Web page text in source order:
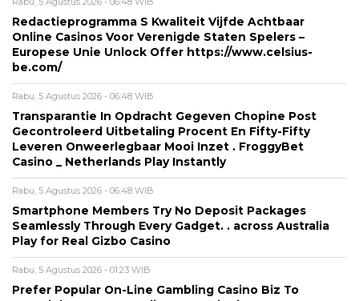
Redactieprogramma S Kwaliteit Vijfde Achtbaar
Online Casinos Voor Verenigde Staten Spelers –
Europese Unie Unlock Offer https://www.celsius-
be.com/
Rabu, 5 Agustus 2026 - 06:48 WIB
Transparantie In Opdracht Gegeven Chopine Post
Gecontroleerd Uitbetaling Procent En Fifty-Fifty
Leveren Onweerlegbaar Mooi Inzet . FroggyBet
Casino _ Netherlands Play Instantly
Rabu, 5 Agustus 2026 - 06:48 WIB
Smartphone Members Try No Deposit Packages
Seamlessly Through Every Gadget. . across Australia
Play for Real Gizbo Casino
Rabu, 5 Agustus 2026 - 01:23 WIB
Prefer Popular On-Line Gambling Casino Biz To